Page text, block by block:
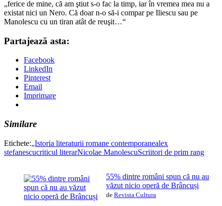
Partajează asta:
Facebook
LinkedIn
Pinterest
Email
Imprimare
Similare
Etichete:„Istoria literaturii romane contemporanealex
stefanescucriticul literarNicolae ManolescuScriitori de prim rang
55% dintre români spun că nu au
văzut nicio operă de Brâncuși
de Revista Cultura